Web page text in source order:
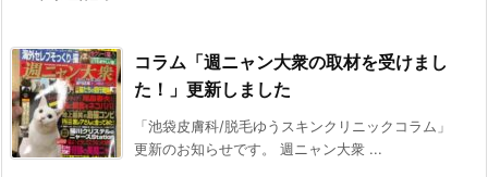
コラム「週ニャン大衆の取材を受けまし
た！」更新しました
「池袋皮膚科/脱毛ゆうスキンクリニックコラム」
更新のお知らせです。 週ニャン大衆 ...